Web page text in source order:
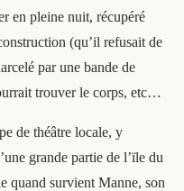
en pleine nuit, récupéré
(qu’il refusait de
par une bande de
trouver le corps, etc…
de théâtre locale, y
grande partie de l’ïle du
quand survient Manne, son